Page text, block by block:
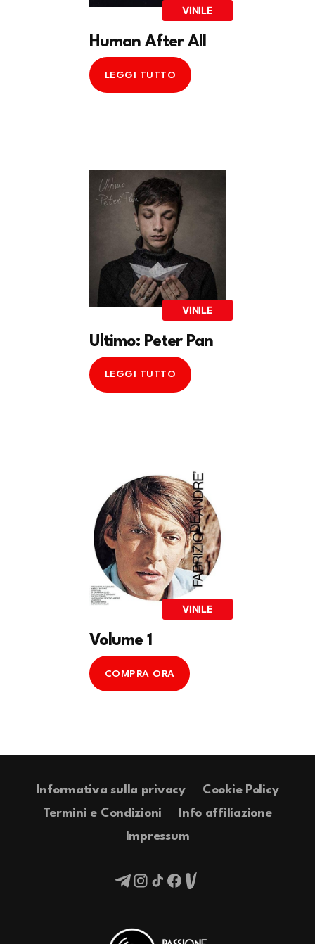
VINILE
Human After All
LEGGI TUTTO
VINILE
Ultimo: Peter Pan
LEGGI TUTTO
VINILE
Volume 1
COMPRA ORA
Informativa sulla privacy
Cookie Policy
Termini e Condizioni
Info affiliazione
Impressum